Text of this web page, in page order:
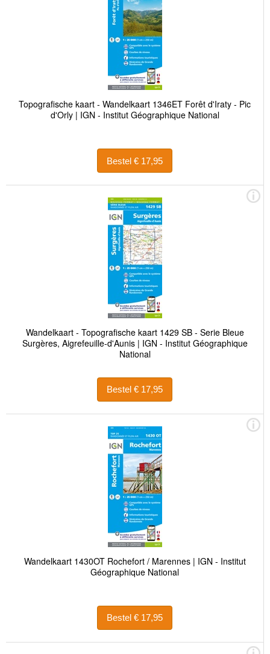
Topografische kaart - Wandelkaart 1346ET Forêt d'Iraty - Pic
d'Orly | IGN - Institut Géographique National
Bestel € 17,95
Wandelkaart - Topografische kaart 1429 SB - Serie Bleue
Surgères, Aigrefeuille-d'Aunis | IGN - Institut Géographique
National
Bestel € 17,95
Wandelkaart 1430OT Rochefort / Marennes | IGN - Institut
Géographique National
Bestel € 17,95